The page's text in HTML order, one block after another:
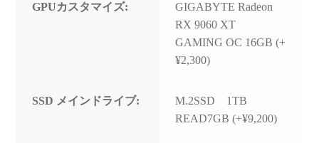
GPUカスタマイズ:
GIGABYTE Radeon
RX 9060 XT
GAMING OC 16GB (+
¥2,300)
SSD メインドライブ:
M.2SSD 1TB
READ7GB (+¥9,200)